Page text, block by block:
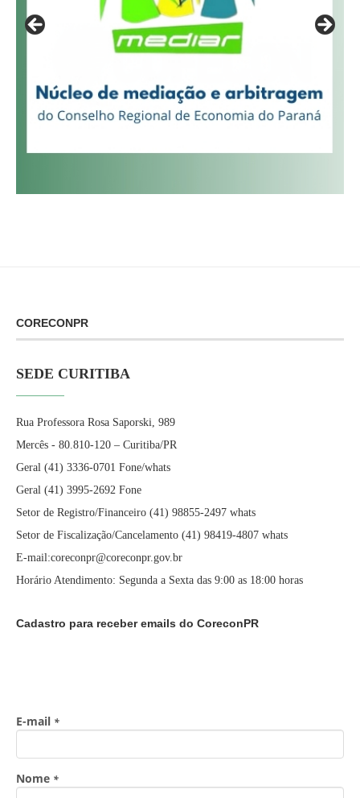
CORECONPR
SEDE CURITIBA
Rua Professora Rosa Saporski, 989
Mercês - 80.810-120 – Curitiba/PR
Geral (41) 3336-0701 Fone/whats
Geral (41) 3995-2692 Fone
Setor de Registro/Financeiro (41) 98855-2497 whats
Setor de Fiscalização/Cancelamento (41) 98419-4807 whats
E-mail:coreconpr@coreconpr.gov.br
Horário Atendimento: Segunda a Sexta das 9:00 as 18:00 horas
Cadastro para receber emails do CoreconPR